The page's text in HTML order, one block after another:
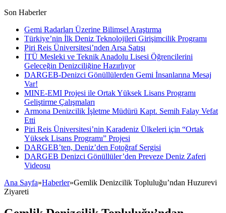
Son Haberler
Gemi Radarları Üzerine Bilimsel Araştırma
Türkiye’nin İlk Deniz Teknolojileri Girişimcilik Programı
Piri Reis Üniversitesi’nden Arsa Satışı
İTÜ Mesleki ve Teknik Anadolu Lisesi Öğrencilerini
Geleceğin Denizciliğine Hazırlıyor
DARGEB-Denizci Gönüllülerden Gemi İnsanlarına Mesaj
Var!
MINE-EMI Projesi ile Ortak Yüksek Lisans Programı
Geliştirme Çalışmaları
Armona Denizcilik İşletme Müdürü Kapt. Semih Falay Vefat
Etti
Piri Reis Üniversitesi’nin Karadeniz Ülkeleri için “Ortak
Yüksek Lisans Programı” Projesi
DARGEB’ten, Deniz’den Fotoğraf Sergisi
DARGEB Denizci Gönüllüler’den Preveze Deniz Zaferi
Videosu
Ana Sayfa»Haberler»Gemlik Denizcilik Topluluğu’ndan Huzurevi
Ziyareti